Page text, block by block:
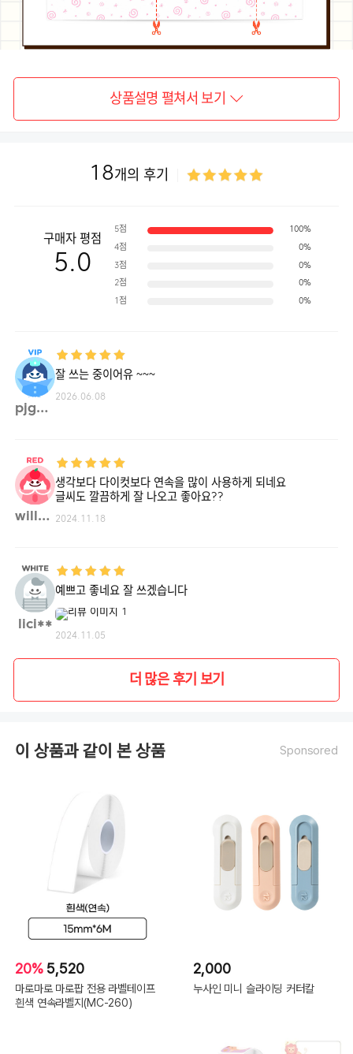
상품설명 펼쳐서 보기
18개의 후기
구매자 평점
5.0
5점 100%
4점 0%
3점 0%
2점 0%
1점 0%
pjg21**
잘 쓰는 중이어유 ~~~
2026.06.08
will0**
생각보다 다이컷보다 연속을 많이 사용하게 되네요
글씨도 깔끔하게 잘 나오고 좋아요??
2024.11.18
lici**
예쁘고 좋네요 잘 쓰겠습니다
2024.11.05
더 많은 후기 보기
이 상품과 같이 본 상품 Sponsored
20% 5,520
마로마로 마로팝 전용 라벨테이프
흰색 연속라벨지(MC-260)
2,000
누사인 미니 슬라이딩 커터칼